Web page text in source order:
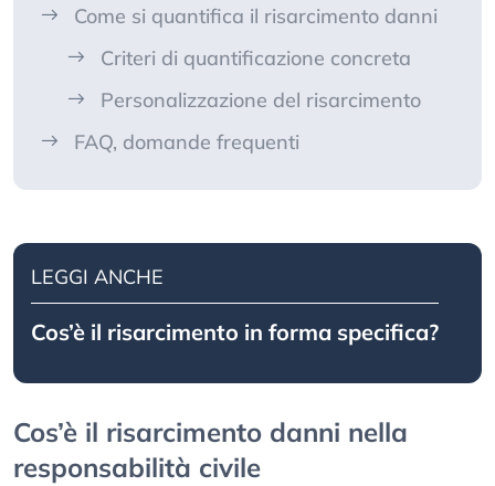
Come si quantifica il risarcimento danni
Criteri di quantificazione concreta
Personalizzazione del risarcimento
FAQ, domande frequenti
LEGGI ANCHE
Cos’è il risarcimento in forma specifica?
Cos’è il risarcimento danni nella
responsabilità civile